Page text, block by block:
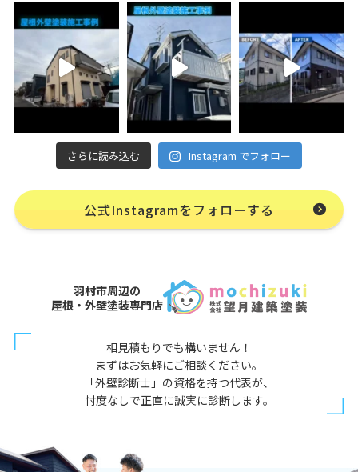
さらに読み込む Instagram でフォロー
公式Instagramをフォローする
羽村市周辺の
屋根・外壁塗装専門店
相見積もりでも構いません！
まずはお気軽にご相談ください。
「外壁診断士」の資格を持つ代表が、
忖度なしで正直に誠実に診断します。